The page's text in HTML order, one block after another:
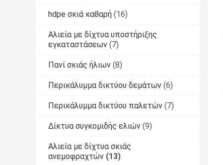
hdpe σκιά καθαρή (16)
Αλιεία με δίχτυα υποστήριξης
εγκαταστάσεων (7)
Πανί σκιάς ήλιων (8)
Περικάλυμμα δικτύου δεμάτων (6)
Περικάλυμμα δικτύου παλετών (7)
Δίκτυα συγκομιδής ελιών (9)
Αλιεία με δίχτυα σκιάς
ανεμοφραχτών (13)